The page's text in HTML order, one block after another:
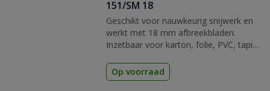
151/SM 18
Geschikt voor nauwkeurig snijwerk en
werkt met 18 mm afbreekbladen.
Inzetbaar voor karton, folie, PVC, tapijt
Op voorraad